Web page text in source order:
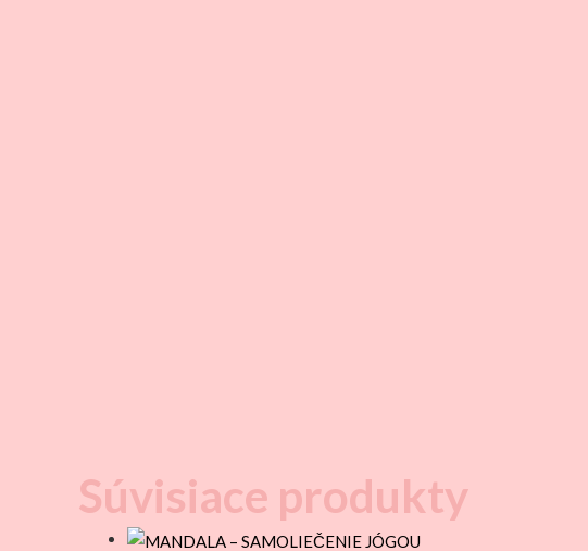
Súvisiace produkty